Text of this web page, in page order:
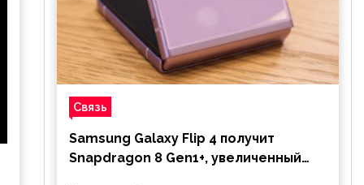
Связь
Samsung Galaxy Flip 4 получит
Snapdragon 8 Gen1+, увеличенный